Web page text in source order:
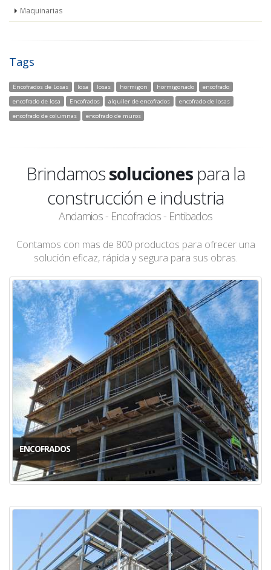
Maquinarias
Tags
Encofrados de Losas losa losas hormigon hormigonado
encofrado
encofrado de losa
Encofrados alquiler de encofrados
encofrado de losas
encofrado de columnas
encofrado de muros
Brindamossolucionespara la
construcción e industria
Andamios - Encofrados - Entibados
Contamos con mas de 800 productos para ofrecer una
solución eficaz, rápida y segura para sus obras.
ENCOFRADOS